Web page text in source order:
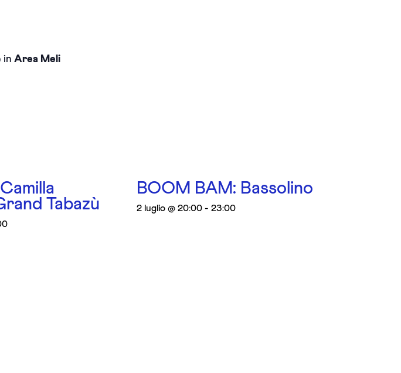
in Area Meli
Tabazù
BOOM BAM: Bassolino
2 luglio @ 20:00 -23:00